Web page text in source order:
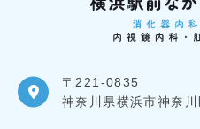
〒221-0835
神奈川県横浜市神奈